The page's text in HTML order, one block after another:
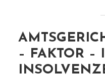
– FAKTOR –